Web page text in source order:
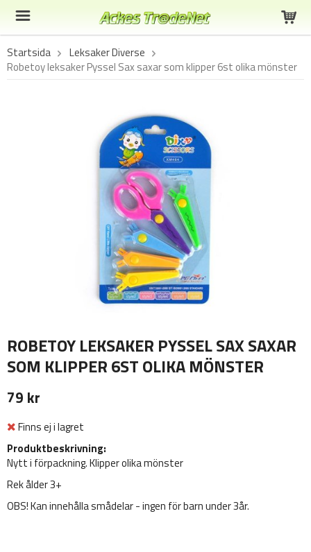
Startsida
Leksaker Diverse
Robetoy leksaker Pyssel Sax saxar som klipper 6st olika mönster
ROBETOY LEKSAKER PYSSEL SAX SAXAR
SOM KLIPPER 6ST OLIKA MÖNSTER
79 kr
Finns ej i lagret
Produktbeskrivning:
Nytt i förpackning. Klipper olika mönster
Rek ålder 3+
OBS! Kan innehålla smådelar - ingen för barn under 3år.